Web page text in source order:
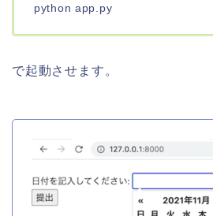
python app.py
で起動させます。